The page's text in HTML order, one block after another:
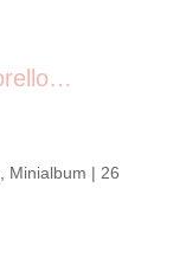
Minialbum | 26